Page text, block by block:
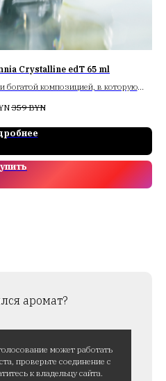
Crystalline edT 65 ml
богатой композицией, в которую
359 BYN
аромат?
может работать
проверьте соединение с
к владельцу сайта.